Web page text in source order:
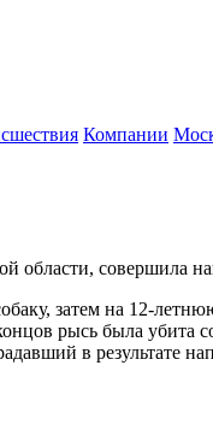
Компании
области,
затем на 12-
рысь была убита
в результате